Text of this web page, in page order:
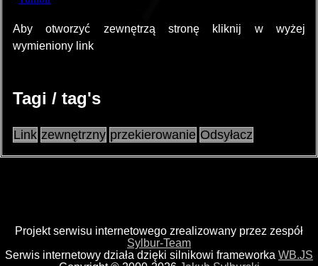
Aby otworzyć zewnętrzą stronę kliknij w wyżej
wymieniony link
Tagi / tag's
Link zewnętrzny przekierowanie Odsyłacz
Projekt serwisu internetowego zrealizowany przez zespół
Sylbur-Team
Serwis internetowy działa dzięki silnikowi frameworka WB.JS